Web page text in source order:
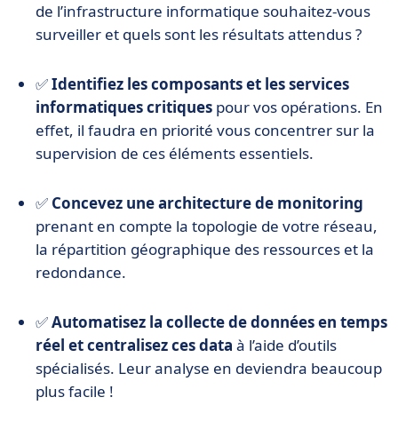
de l’infrastructure informatique souhaitez-vous
surveiller et quels sont les résultats attendus ?
✅Identifiez les composants et les services
informatiques critiques pour vos opérations. En
effet, il faudra en priorité vous concentrer sur la
supervision de ces éléments essentiels.
✅ Concevez une architecture de monitoring
prenant en compte la topologie de votre réseau,
la répartition géographique des ressources et la
redondance.
✅Automatisez la collecte de données en temps
réel et centralisez ces data à l’aide d’outils
spécialisés. Leur analyse en deviendra beaucoup
plus facile !